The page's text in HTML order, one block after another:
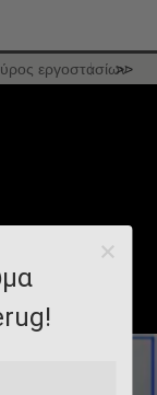
εργοστασίων
>>